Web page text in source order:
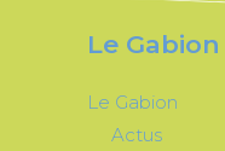
Le
Le Gabion
Actus